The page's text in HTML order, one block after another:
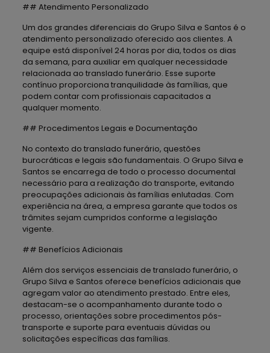
## Atendimento Personalizado
Um dos grandes diferenciais do Grupo Silva e Santos é o
atendimento personalizado oferecido aos clientes. A
equipe está disponível 24 horas por dia, todos os dias
da semana, para auxiliar em qualquer necessidade
relacionada ao translado funerário. Esse suporte
contínuo proporciona tranquilidade às famílias, que
podem contar com profissionais capacitados a
qualquer momento.
## Procedimentos Legais e Documentação
No contexto do translado funerário, questões
burocráticas e legais são fundamentais. O Grupo Silva e
Santos se encarrega de todo o processo documental
necessário para a realização do transporte, evitando
preocupações adicionais às famílias enlutadas. Com
experiência na área, a empresa garante que todos os
trâmites sejam cumpridos conforme a legislação
vigente.
## Benefícios Adicionais
Além dos serviços essenciais de translado funerário, o
Grupo Silva e Santos oferece benefícios adicionais que
agregam valor ao atendimento prestado. Entre eles,
destacam-se o acompanhamento durante todo o
processo, orientações sobre procedimentos pós-
transporte e suporte para eventuais dúvidas ou
solicitações específicas das famílias.